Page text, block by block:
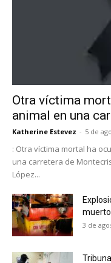
Otra víctima
animal en una
Katherine Estevez - 5 de
: Otra víctima mortal ha
una carretera de
López...
muerto
3 de